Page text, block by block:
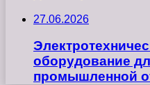
27.06.2026
оборудование
промышленной